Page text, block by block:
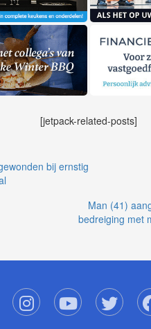
[jetpack-related-posts]
bij ernstig
Man (41)
bedreiging met